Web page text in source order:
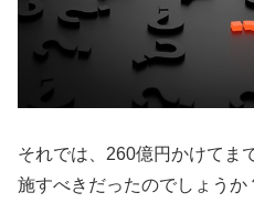
それでは、260億円かけてま
施すべきだったのでしょうか